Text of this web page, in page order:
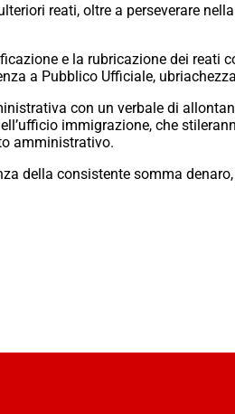
reati, oltre a perseverare
e la rubricazione dei reati
a Pubblico Ufficiale,
con un verbale di
immigrazione, che
amministrativo.
della consistente somma